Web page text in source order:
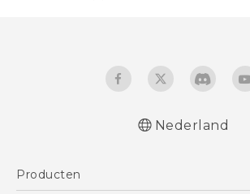
Nederlands - Gids voor
Nederland
Producten